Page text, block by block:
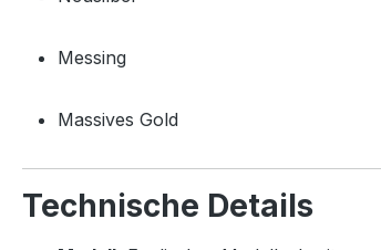
Messing
Massives Gold
Technische Details